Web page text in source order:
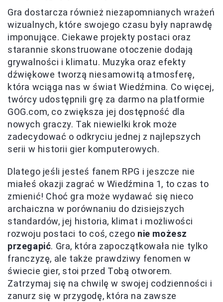
Gra dostarcza również niezapomnianych wrażeń
wizualnych, które swojego czasu były naprawdę
imponujące. Ciekawe projekty postaci oraz
starannie skonstruowane otoczenie dodają
grywalności i klimatu. Muzyka oraz efekty
dźwiękowe tworzą niesamowitą atmosferę,
która wciąga nas w świat Wiedźmina. Co więcej,
twórcy udostępnili grę za darmo na platformie
GOG.com, co zwiększa jej dostępność dla
nowych graczy. Tak niewielki krok może
zadecydować o odkryciu jednej z najlepszych
serii w historii gier komputerowych.
Dlatego jeśli jesteś fanem RPG i jeszcze nie
miałeś okazji zagrać w Wiedźmina 1, to czas to
zmienić! Choć gra może wydawać się nieco
archaiczna w porównaniu do dzisiejszych
standardów, jej historia, klimat i możliwości
rozwoju postaci to coś, czego nie możesz
przegapić. Gra, która zapoczątkowała nie tylko
franczyzę, ale także prawdziwy fenomen w
świecie gier, stoi przed Tobą otworem.
Zatrzymaj się na chwilę w swojej codzienności i
zanurz się w przygodę, która na zawsze